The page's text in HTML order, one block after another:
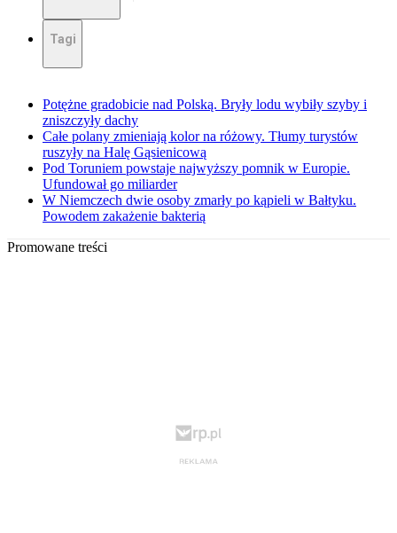
Tagi
Potężne gradobicie nad Polską. Bryły lodu wybiły szyby i
zniszczyły dachy
Całe polany zmieniają kolor na różowy. Tłumy turystów
ruszyły na Halę Gąsienicową
Pod Toruniem powstaje najwyższy pomnik w Europie.
Ufundował go miliarder
W Niemczech dwie osoby zmarły po kąpieli w Bałtyku.
Powodem zakażenie bakterią
Promowane treści